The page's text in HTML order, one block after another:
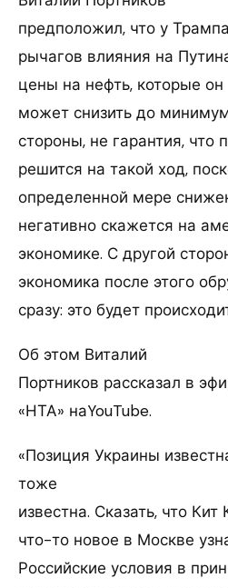
предположил, что у
рычагов влияния на
цены на нефть, которые он
может снизить до
стороны, не гарантия, что
решится на такой ход,
определенной мере
негативно скажется на
экономике. С другой
экономика после этого
сразу: это будет
Об этом Виталий
Портников рассказал в
«НТА» наYouTube.
«Позиция Украины
тоже
известна. Сказать, что
что-то новое в Москве
Российские условия в